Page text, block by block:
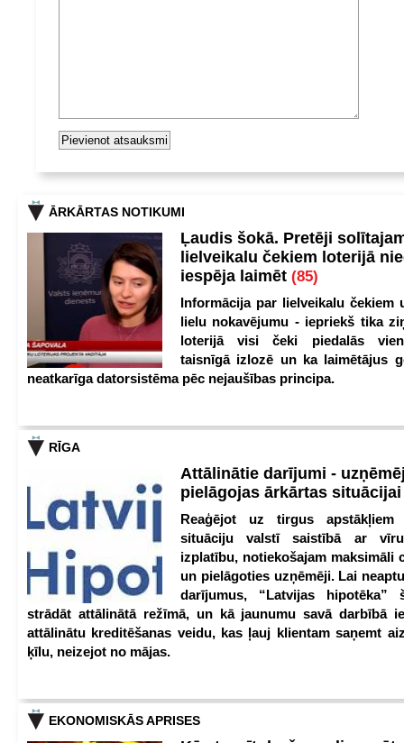
ĀRKĀRTAS NOTIKUMI
Ļaudis šokā. Pretēji
lielveikalu čekiem loterijā
iespēja laimēt (85)
Informācija par lielveikalu čekiem
lielu nokavējumu - iepriekš tika
loterijā visi čeki piedalās
taisnīgā izlozē un ka laimētājus
neatkarīga datorsistēma pēc nejaušības principa.
RĪGA
Attālinātie darījumi -
pielāgojas ārkārtas
Reaģējot uz tirgus apstākļiem
situāciju valstī saistībā ar
izplatību, notiekošajam maksimāli
un pielāgoties uzņēmēji. Lai
darījumus, “Latvijas hipotēka”
strādāt attālinātā režīmā, un kā jaunumu savā darbībā
attālinātu kreditēšanas veidu, kas ļauj klientam saņemt
ķīlu, neizejot no mājas.
EKONOMISKĀS APRISES